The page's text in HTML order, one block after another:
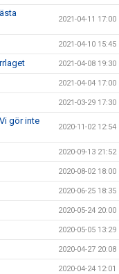
2021-04-11 17:00
2021-04-10 15:45
2021-04-08 19:30
2021-04-04 17:00
2021-03-29 17:30
gör inte
2020-11-02 12:54
2020-09-13 21:52
2020-08-02 18:00
2020-06-25 18:35
2020-05-24 20:00
2020-05-05 13:29
2020-04-27 20:08
2020-04-24 12:01